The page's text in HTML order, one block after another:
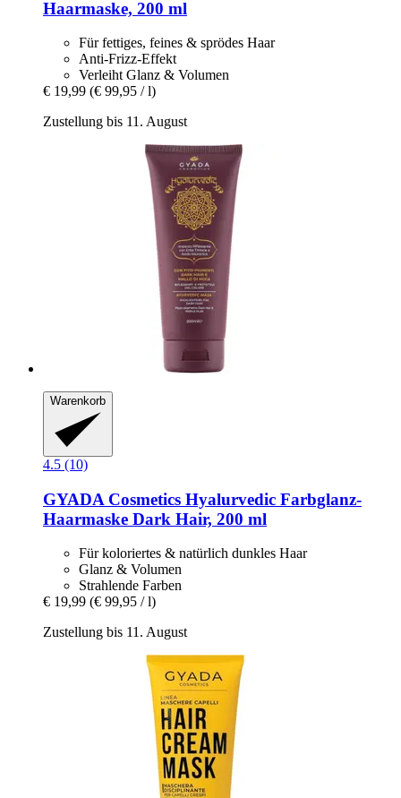
Haarmaske, 200 ml
Für fettiges, feines & sprödes Haar
Anti-Frizz-Effekt
Verleiht Glanz & Volumen
€ 19,99 (€ 99,95 / l)
Zustellung bis 11. August
Warenkorb
4.5 (10)
GYADA Cosmetics Hyalurvedic Farbglanz-​
Haarmaske Dark Hair, 200 ml
Für koloriertes & natürlich dunkles Haar
Glanz & Volumen
Strahlende Farben
€ 19,99 (€ 99,95 / l)
Zustellung bis 11. August